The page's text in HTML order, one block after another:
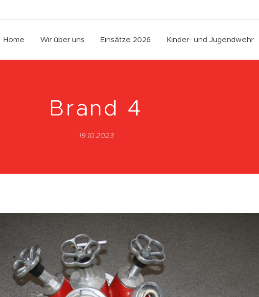
Home Wir über uns Einsätze 2026 Kinder- und Jugendwehr
Brand 4
19.10.2023